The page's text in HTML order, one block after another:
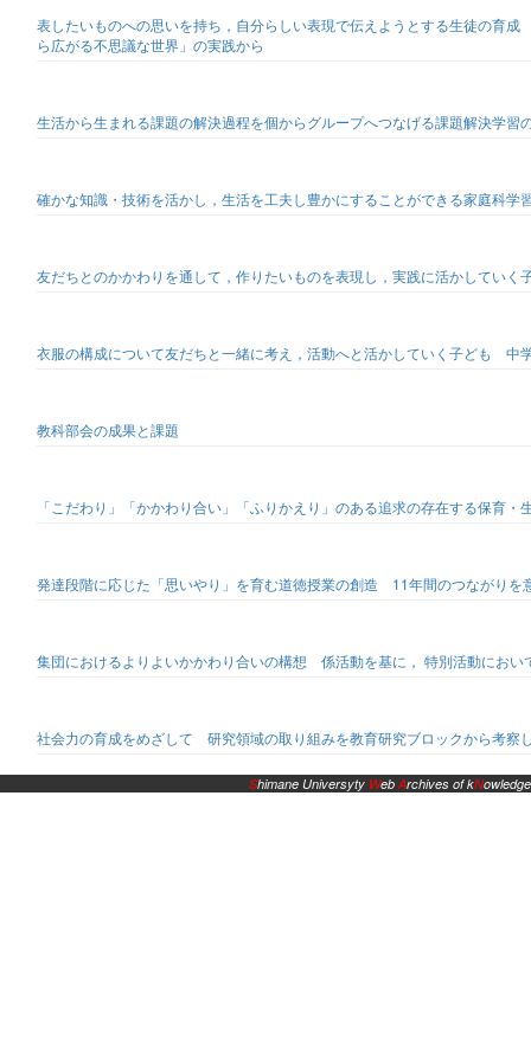
表したいものへの思いを持ち，自分らしい表現で伝えようとする生徒の育
ら広がる不思議な世界」の実践から
生活から生まれる課題の解決過程を個からグループへつなげる課題解決学
確かな知識・技術を活かし，生活を工夫し豊かにすることができる家庭科
友だちとのかかわりを通して，作りたいものを表現し，実践に活かしてい
衣服の構成について友だちと一緒に考え，活動へと活かしていく子ども 中
教科部会の成果と課題
「こだわり」「かかわり合い」「ふりかえり」のある追求の存在する保育・
発達段階に応じた「思いやり」を育む道徳授業の創造 11年間のつながりを
集団におけるよりよいかかわり合いの構想 係活動を基に， 特別活動におい
社会力の育成をめざして 研究領域の取り組みを教育研究ブロックから考察
Shimane Universyty WebArchives of kNowledge